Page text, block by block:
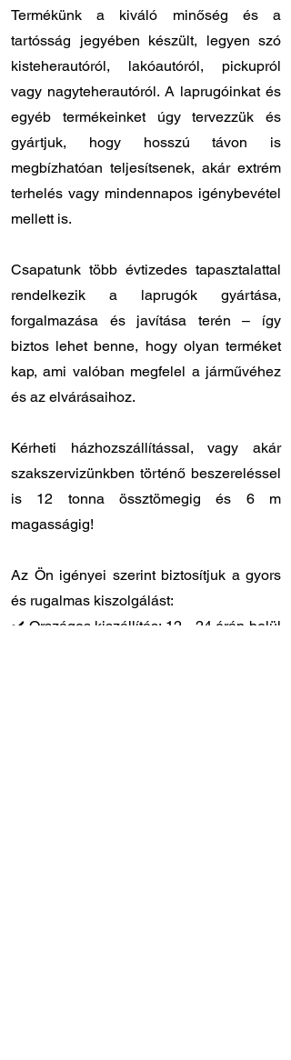
Termékünk a kiváló minőség és a
tartósság jegyében készült, legyen szó
kisteherautóról, lakóautóról, pickupról
vagy nagyteherautóról. A laprugóinkat és
egyéb termékeinket úgy tervezzük és
gyártjuk, hogy hosszú távon is
megbízhatóan teljesítsenek, akár extrém
terhelés vagy mindennapos igénybevétel
mellett is.
Csapatunk több évtizedes tapasztalattal
rendelkezik a laprugók gyártása,
forgalmazása és javítása terén – így
biztos lehet benne, hogy olyan terméket
kap, ami valóban megfelel a járművéhez
és az elvárásaihoz.
Kérheti házhozszállítással, vagy akár
szakszervizünkben történő beszereléssel
is 12 tonna össztömegig és 6 m
magasságig!
Az Ön igényei szerint biztosítjuk a gyors
és rugalmas kiszolgálást:
✔️ Országos kiszállítás: 12 - 24 órán belül